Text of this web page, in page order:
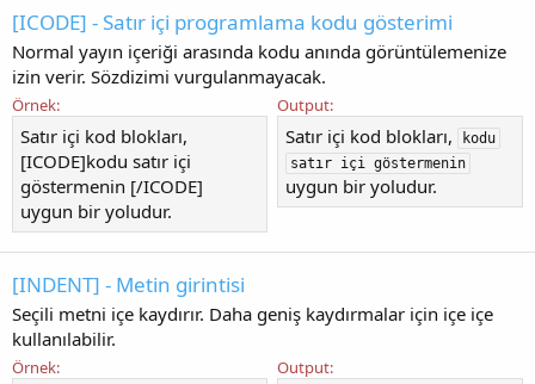
[ICODE] - Satır içi programlama kodu gösterimi
Normal yayın içeriği arasında kodu anında görüntülemenize
izin verir. Sözdizimi vurgulanmayacak.
Örnek:
Satır içi kod blokları,
[ICODE]kodu satır içi
göstermenin [/ICODE]
uygun bir yoludur.
Output:
Satır içi kod blokları,
kodu
satır içi göstermenin
uygun bir yoludur.
[INDENT] - Metin girintisi
Seçili metni içe kaydırır. Daha geniş kaydırmalar için içe içe
kullanılabilir.
Örnek: Output: